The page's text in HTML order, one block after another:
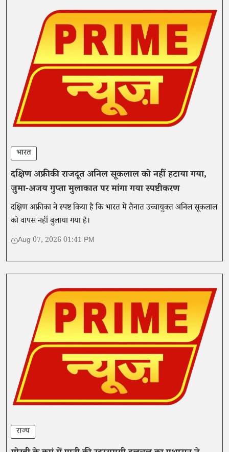
भारत
दक्षिण अफ्रीकी राजदूत अनिल सूकलाल को नहीं हटाया गया,
ज़ुमा-अजय गुप्ता मुलाकात पर मांगा गया स्पष्टीकरण
दक्षिण अफ्रीका ने स्पष्ट किया है कि भारत में तैनात उच्चायुक्त अनिल सूकलाल
को वापस नहीं बुलाया गया है।
Aug 07, 2026 01:41 PM
राज्य